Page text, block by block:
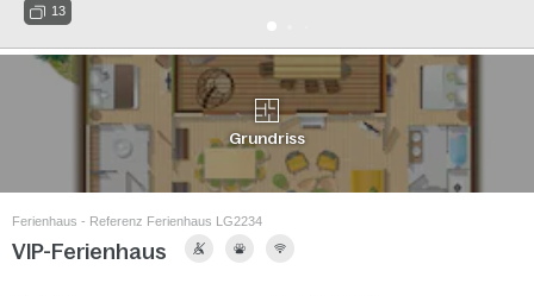
13
Grundriss
Ferienhaus - Referenz Ferienhaus LG2234
VIP-Ferienhaus